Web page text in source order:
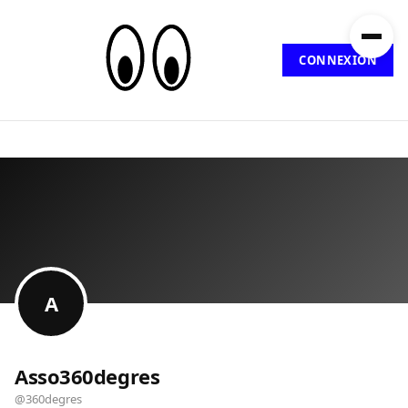
CONNEXION
A
Asso360degres
@360degres